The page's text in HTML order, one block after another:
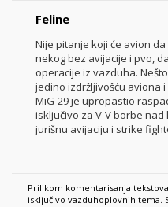
Feline
Nije pitanje koji će avion
nekog bez avijacije i pvo,
operacije iz vazduha.
jedino izdržljivošću aviona
MiG-29 je upropastio
isključivo za V-V borbe
jurišnu avijaciju i strike
Prilikom komentarisanja
isključivo vazduhoplovnih tema.